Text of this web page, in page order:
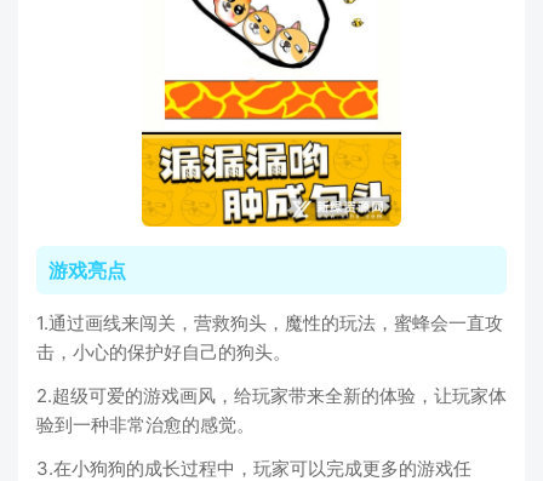
游戏亮点
1.通过画线来闯关，营救狗头，魔性的玩法，蜜蜂会一直攻
击，小心的保护好自己的狗头。
2.超级可爱的游戏画风，给玩家带来全新的体验，让玩家体
验到一种非常治愈的感觉。
3.在小狗狗的成长过程中，玩家可以完成更多的游戏任